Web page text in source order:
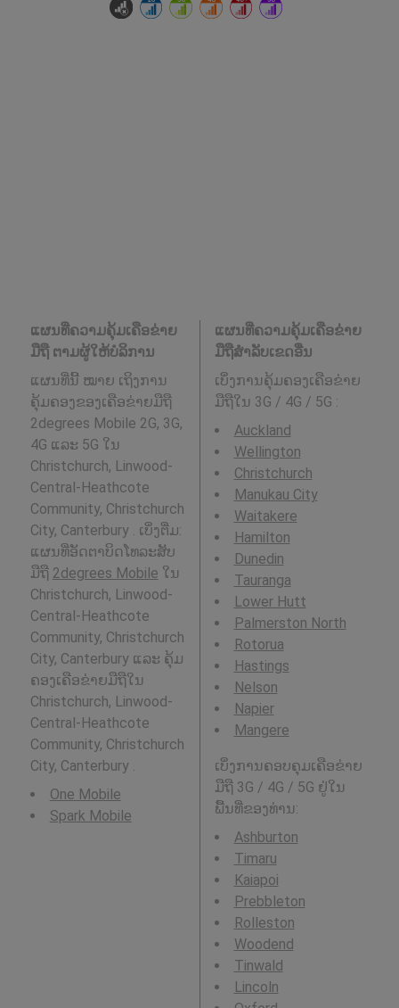
ແຜນທີ່ຄວາມຄຸ້ມເຄືອຂ່າຍ
ມືຖື ຕາມຜູ້ໃຫ້ບໍລິການ
ແຜນທີ່ນີ້ ໝາຍ ເຖິງການ
ຄຸ້ມຄອງຂອງເຄືອຂ່າຍມືຖື
2degrees Mobile 2G, 3G,
4G ແລະ 5G ໃນ
Christchurch, Linwood-
Central-Heathcote
Community, Christchurch
City, Canterbury . ເບິ່ງຕື່ມ:
ແຜນທີ່ອັດຕາບິດໂທລະສັບ
ມືຖື 2degrees Mobile ໃນ
Christchurch, Linwood-
Central-Heathcote
Community, Christchurch
City, Canterbury ແລະ ຄຸ້ມ
ຄອງເຄືອຂ່າຍມືຖືໃນ
Christchurch, Linwood-
Central-Heathcote
Community, Christchurch
City, Canterbury .
One Mobile
Spark Mobile
ແຜນທີ່ຄວາມຄຸ້ມເຄືອຂ່າຍ
ມືຖືສໍາລັບເຂດອື່ນ
ເບິ່ງການຄຸ້ມຄອງເຄືອຂ່າຍ
ມືຖືໃນ 3G / 4G / 5G :
Auckland
Wellington
Christchurch
Manukau City
Waitakere
Hamilton
Dunedin
Tauranga
Lower Hutt
Palmerston North
Rotorua
Hastings
Nelson
Napier
Mangere
ເບິ່ງການຄອບຄຸມເຄືອຂ່າຍ
ມືຖື 3G / 4G / 5G ຢູ່ໃນ
ພື້ນທີ່ຂອງທ່ານ:
Ashburton
Timaru
Kaiapoi
Prebbleton
Rolleston
Woodend
Tinwald
Lincoln